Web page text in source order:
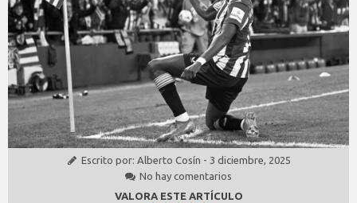
Escrito por: Alberto Cosín - 3 diciembre, 2025
No hay comentarios
VALORA ESTE ARTÍCULO